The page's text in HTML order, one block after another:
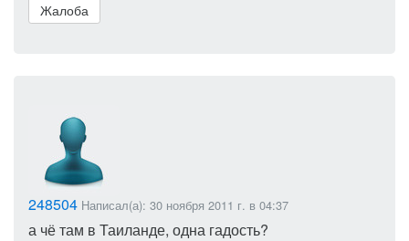
Жалоба
248504 Написал(а): 30 ноября 2011 г. в 04:37
а чё там в Таиланде, одна гадость?